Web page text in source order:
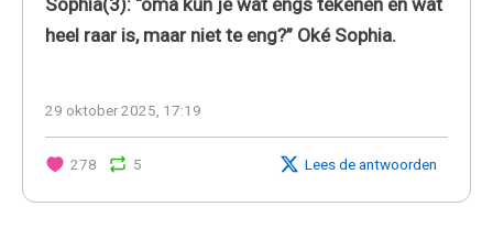
heel raar is, maar niet te eng?” Oké Sophia.
29 oktober 2025, 17:19
278 5 Lees de antwoorden